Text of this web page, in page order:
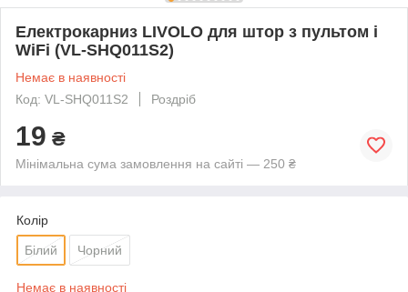
Електрокарниз LIVOLO для штор з пультом і
WiFi (VL-SHQ011S2)
Немає в наявності
Код: VL-SHQ011S2
Роздріб
19 ₴
Мінімальна сума замовлення на сайті — 250 ₴
Колір
Білий Чорний
Немає в наявності